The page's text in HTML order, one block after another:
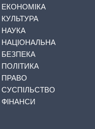
ЕКОНОМІКА
КУЛЬТУРА
НАУКА
НАЦІОНАЛЬНА
БЕЗПЕКА
ПОЛІТИКА
ПРАВО
СУСПІЛЬСТВО
ФІНАНСИ